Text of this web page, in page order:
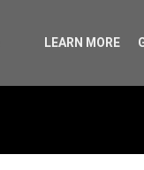
LEARN MORE